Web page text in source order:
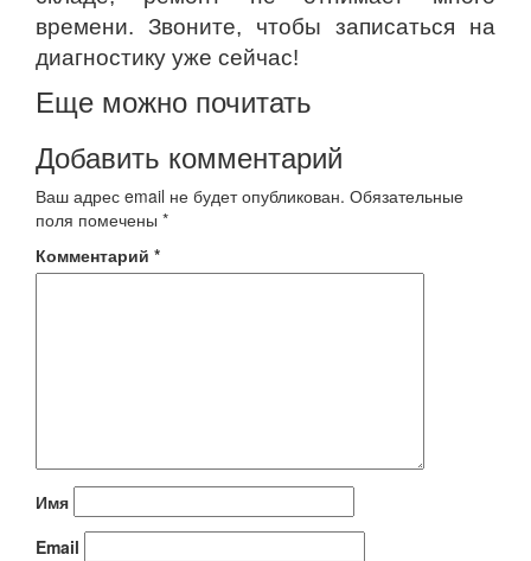
времени. Звоните, чтобы записаться на
диагностику уже сейчас!
Еще можно почитать
Добавить комментарий
Ваш адрес email не будет опубликован. Обязательные
поля помечены *
Комментарий *
Имя
Email